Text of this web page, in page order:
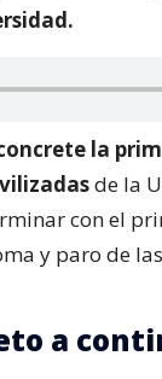
la
de la
con el
y paro de
a